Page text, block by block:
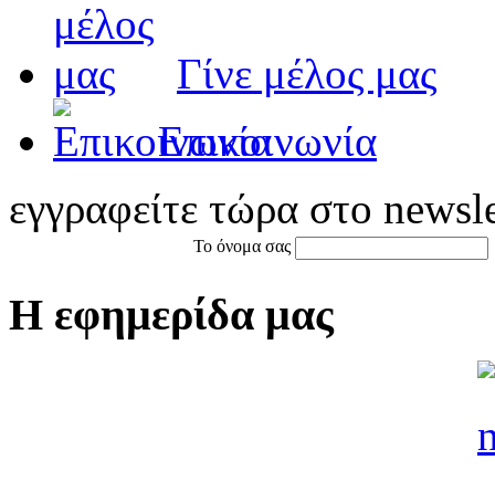
Γίνε μέλος μας
Eπικοινωνία
εγγραφείτε τώρα στο
Το όνομα σας
Η εφημερίδα μας